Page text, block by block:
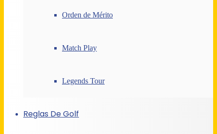
Orden de Mérito
Match Play
Legends Tour
Reglas De Golf